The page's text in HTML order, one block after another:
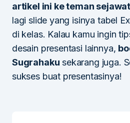
artikel ini ke teman
lagi slide yang isinya tabel
di kelas. Kalau kamu ingin
desain presentasi lainnya,
Sugrahaku sekarang juga.
sukses buat presentasinya!